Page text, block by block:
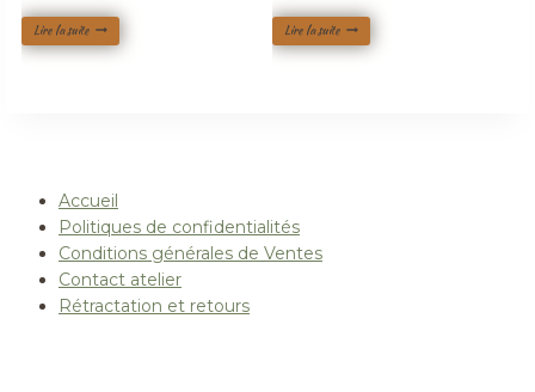
Lire la suite Lire la suite
Accueil
Politiques de confidentialités
Conditions générales de Ventes
Contact atelier
Rétractation et retours